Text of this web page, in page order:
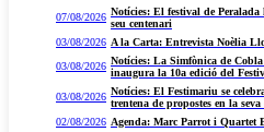
07/08/2026 Notícies: El festival de
seu centenari
03/08/2026 A la Carta: Entrevista Noèlia
03/08/2026 Notícies: La Simfònica de
inaugura la 10a edició del
03/08/2026 Notícies: El Festimariu se
trentena de propostes en la
02/08/2026 Agenda: Marc Parrot i Quartet